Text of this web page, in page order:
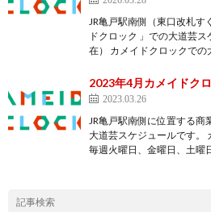
JR亀戸駅南側（東口改札す
ドクロック 」での大道芸
在） カメイドクロックで
2023年4月カメイドク
2023.03.26
JR亀戸駅南側に位置する商
大道芸スケジュールです。
毎週火曜日、金曜日、土